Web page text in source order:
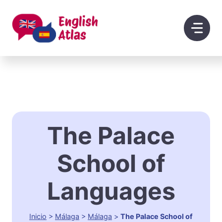
contenido
The Palace
School of
Languages
Inicio > Málaga > Málaga > The Palace School of